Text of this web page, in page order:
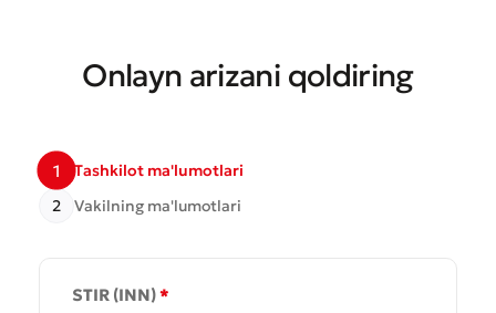
Xizmat sifatini baholang
Murojaat qoldirish
Onlayn arizani qoldiring
1
Tashkilot ma'lumotlari
2
Vakilning ma'lumotlari
STIR (INN)*